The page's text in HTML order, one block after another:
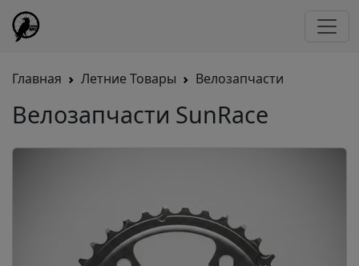
Главная Летние Товары Велозапчасти
Велозапчасти SunRace